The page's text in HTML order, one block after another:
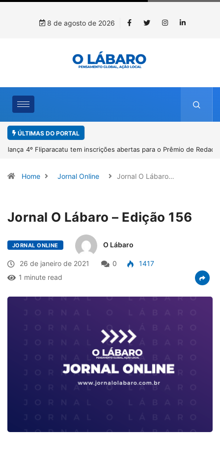
8 de agosto de 2026
ÚLTIMAS DO PORTAL
4º Fliparacatu tem inscrições abertas para o Prêmio de Redação e
Home Jornal Online Jornal O Lábaro…
Jornal O Lábaro – Edição 156
JORNAL ONLINE O Lábaro
26 de janeiro de 2021 0
1417
1 minute read